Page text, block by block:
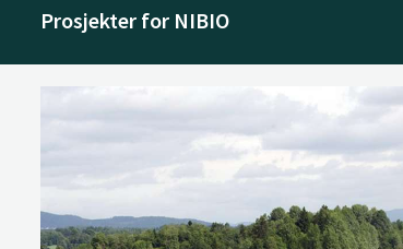
Prosjekter for NIBIO